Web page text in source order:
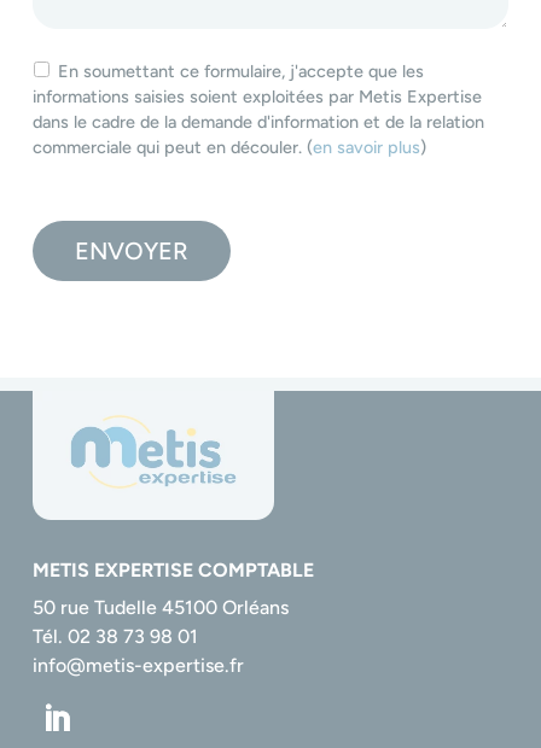
En soumettant ce formulaire, j'accepte que les
informations saisies soient exploitées par Metis Expertise
dans le cadre de la demande d'information et de la relation
commerciale qui peut en découler. (en savoir plus)
ENVOYER
METIS EXPERTISE COMPTABLE
50 rue Tudelle 45100 Orléans
Tél. 02 38 73 98 01
info@metis-expertise.fr